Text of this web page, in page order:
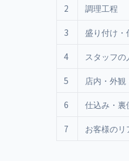
2 調理工程
3 盛り付け・
4 スタッフの
5 店内・外観
6 仕込み・裏
7 お客様のリ